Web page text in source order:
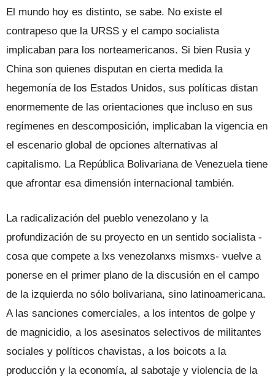
El mundo hoy es distinto, se sabe. No existe el
contrapeso que la URSS y el campo socialista
implicaban para los norteamericanos. Si bien Rusia y
China son quienes disputan en cierta medida la
hegemonía de los Estados Unidos, sus políticas distan
enormemente de las orientaciones que incluso en sus
regímenes en descomposición, implicaban la vigencia en
el escenario global de opciones alternativas al
capitalismo. La República Bolivariana de Venezuela tiene
que afrontar esa dimensión internacional también.
La radicalización del pueblo venezolano y la
profundización de su proyecto en un sentido socialista -
cosa que compete a lxs venezolanxs mismxs- vuelve a
ponerse en el primer plano de la discusión en el campo
de la izquierda no sólo bolivariana, sino latinoamericana.
A las sanciones comerciales, a los intentos de golpe y
de magnicidio, a los asesinatos selectivos de militantes
sociales y políticos chavistas, a los boicots a la
producción y la economía, al sabotaje y violencia de la